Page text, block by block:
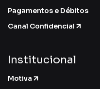
Pagamentos e Débitos
Canal Confidencial
Institucional
Motiva